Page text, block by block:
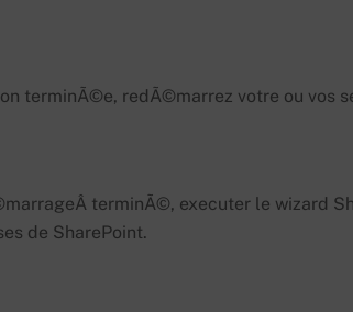
terminÃ©e, redÃ©marrez votre ou vos
terminÃ©, executer le wizard
de SharePoint.